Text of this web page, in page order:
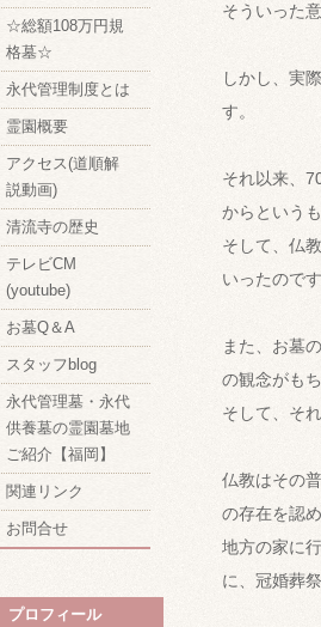
そういった
しかし、実
す。
それ以来、
からという
そして、仏
いったのです
また、お墓
の観念がも
そして、そ
仏教はその
の存在を認
地方の家に
に、冠婚葬
☆総額108万円規
格墓☆
永代管理制度とは
霊園概要
アクセス(道順解
説動画)
清流寺の歴史
テレビCM
(youtube)
お墓Q＆A
スタッフblog
永代管理墓・永代
供養墓の霊園墓地
ご紹介【福岡】
関連リンク
お問合せ
プロフィール